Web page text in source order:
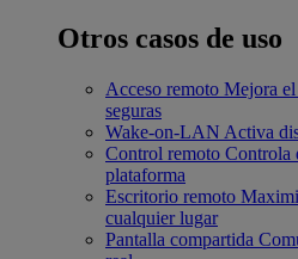
Otros casos de uso
Acceso remoto Mejora el
seguras
Wake-on-LAN Activa
Control remoto Controla
plataforma
Escritorio remoto
cualquier lugar
Pantalla compartida